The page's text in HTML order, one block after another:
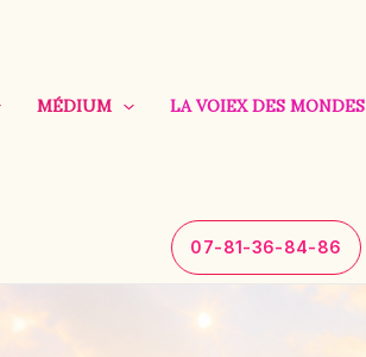
MÉDIUM LA VOIEX DES MONDES
07-81-36-84-86